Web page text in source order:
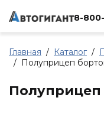
8-
Главная Каталог
Полуприцеп
Полуприцеп